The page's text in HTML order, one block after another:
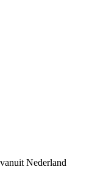
Nederland